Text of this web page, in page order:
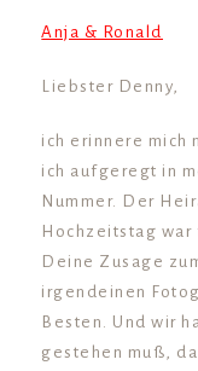
Anja & Ronald
Liebster Denny,
ich erinnere mich
ich aufgeregt in
Nummer. Der
Hochzeitstag
Deine Zusage
irgendeinen
Besten. Und wir
gestehen muß,